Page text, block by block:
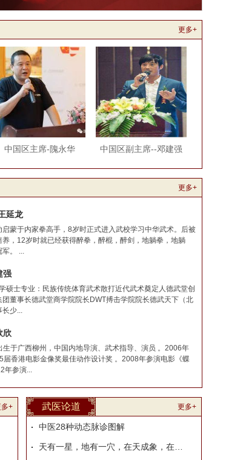
更多+
中国区主席-隗永华 中国区副主席--邓建强
更多+
延龙
蒙于内家拳高手，8岁时正式进入武校学习中华武术。后被
，12岁时就已经获得醉拳，醉棍，醉剑，地躺拳，地躺
。 ...
强
硕士专业：民族传统体育武术散打近代武术奠定人德武堂创
董事长德武堂商学院院长DWT搏击学院院长德武天下（北
少...
欣
于广西柳州，中国内地导演、武术指导、演员 。2006年
届香港电影金像奖最佳动作设计奖 。2008年参演电影《蝶
参演...
+ 武医论道 更多+
中医28种动态脉诊图解